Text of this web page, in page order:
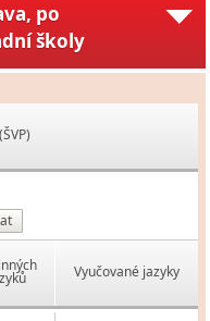
po
školy
Vyučované jazyky